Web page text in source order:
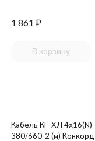
1 861 ₽
В корзину
Кабель КГ-ХЛ 4х16(N)
380/660-2 (м)